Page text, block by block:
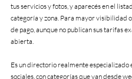
tus servicios y fotos, y aparecés en el
categoría y zona. Para mayor visibilidad
de pago, aunque no publican sus tarifas
abierta.
Es un directorio realmente especializado
sociales, con categorías que van desde